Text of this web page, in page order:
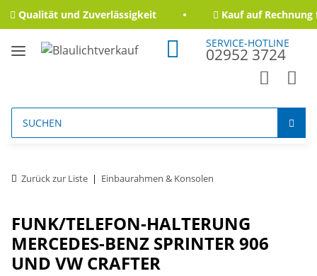
Qualität und Zuverlässigkeit Kauf auf Rechnung
SERVICE-HOTLINE
02952 3724
Zurück zur Liste Einbaurahmen & Konsolen
FUNK/TELEFON-HALTERUNG
MERCEDES-BENZ SPRINTER 906
UND VW CRAFTER